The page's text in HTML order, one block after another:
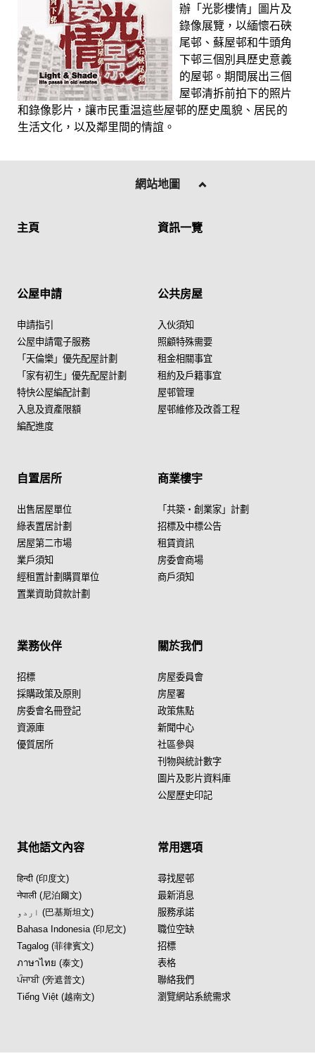
辦「光影樓情」圖片及
錄像展覽，以緬懷石硤
尾邨、蘇屋邨和牛頭角
下邨三個別具歷史意義
的屋邨。期間展出三個
屋邨清拆前拍下的照片
和錄像影片，讓市民重温這些屋邨的歷史風貌、居民的
生活文化，以及鄰里間的情誼。
網站地圖
主頁 資訊一覽
公屋申請
申請指引
公屋申請電子服務
「天倫樂」優先配屋計劃
「家有初生」優先配屋計劃
特快公屋編配計劃
入息及資產限額
編配進度
公共房屋
入伙須知
照顧特殊需要
租金相關事宜
租約及戶籍事宜
屋邨管理
屋邨維修及改善工程
自置居所
出售居屋單位
綠表置居計劃
居屋第二市場
業戶須知
經租置計劃購買單位
置業資助貸款計劃
商業樓宇
「共築・創業家」計劃
招標及中標公告
租賃資訊
房委會商場
商戶須知
業務伙伴
招標
採購政策及原則
房委會名冊登記
資源庫
優質居所
關於我們
房屋委員會
房屋署
政策焦點
新聞中心
社區參與
刊物與統計數字
圖片及影片資料庫
公屋歷史印記
其他語文內容
हिन्दी (印度文)
नेपाली (尼泊爾文)
اردو (巴基斯坦文)
Bahasa Indonesia (印尼文)
Tagalog (菲律賓文)
ภาษาไทย (泰文)
ਪੰਜਾਬੀ (旁遮普文)
Tiếng Việt (越南文)
常用選項
尋找屋邨
最新消息
服務承諾
職位空缺
招標
表格
聯絡我們
瀏覽網站系統需求